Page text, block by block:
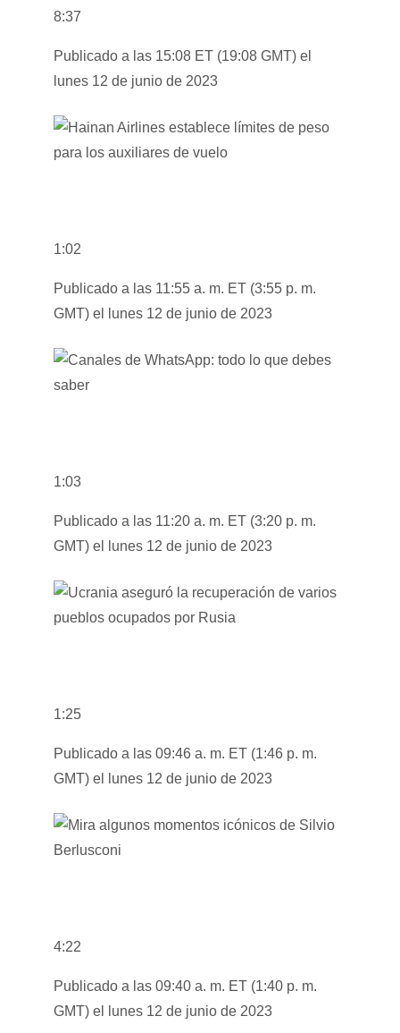
8:37
Publicado a las 15:08 ET (19:08 GMT) el
lunes 12 de junio de 2023
1:02
Publicado a las 11:55 a. m. ET (3:55 p. m.
GMT) el lunes 12 de junio de 2023
1:03
Publicado a las 11:20 a. m. ET (3:20 p. m.
GMT) el lunes 12 de junio de 2023
1:25
Publicado a las 09:46 a. m. ET (1:46 p. m.
GMT) el lunes 12 de junio de 2023
4:22
Publicado a las 09:40 a. m. ET (1:40 p. m.
GMT) el lunes 12 de junio de 2023